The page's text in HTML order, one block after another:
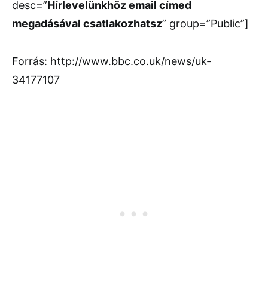
desc=”Hírlevelünkhöz email címed
megadásával csatlakozhatsz” group=”Public”]
Forrás: http://www.bbc.co.uk/news/uk-
34177107